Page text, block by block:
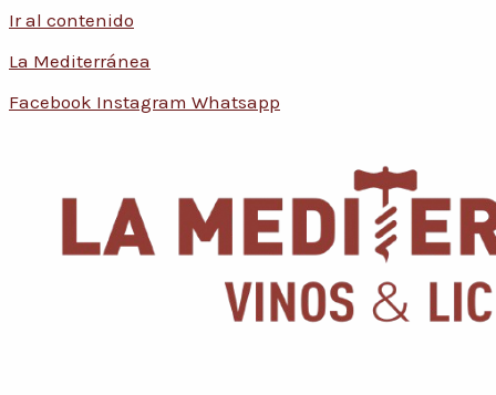
Ir al contenido
La Mediterránea
Facebook Instagram Whatsapp